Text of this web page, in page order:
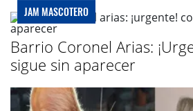
JAM MASCOTERO
Barrio Coronel Arias:
sigue sin aparecer